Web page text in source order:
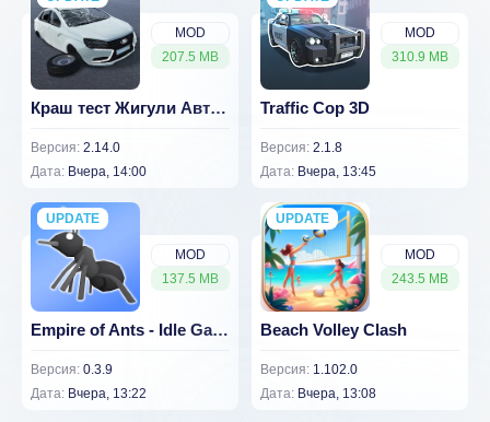
MOD
207.5 MB
Краш тест Жигули АвтоВАЗ
Версия: 2.14.0
Дата: Вчера, 14:00
MOD
310.9 MB
Traffic Cop 3D
Версия: 2.1.8
Дата: Вчера, 13:45
MOD
137.5 MB
UPDATE
NEW
Empire of Ants - Idle Game
Версия: 0.3.9
Дата: Вчера, 13:22
MOD
243.5 MB
UPDATE
NEW
Beach Volley Clash
Версия: 1.102.0
Дата: Вчера, 13:08